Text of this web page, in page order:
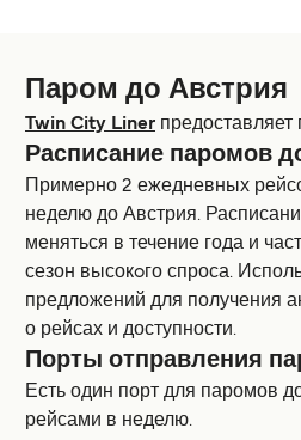
Паром до Австрия
Twin City Liner
Расписание паромов
Примерно 2 ежедневных
неделю до Австрия.
меняться в течение года и
сезон высокoго спроса.
предложений для получения
о рейсах и доступности.
Порты отправления
Есть один порт для паромов
рейсами в неделю.